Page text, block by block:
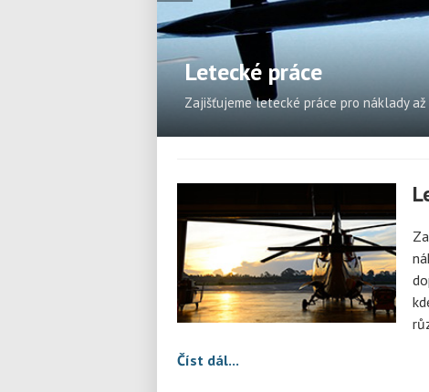
Letecké práce
Zajišťujeme letecké práce pro náklady až
Heliteam CZ –
Číst dál...